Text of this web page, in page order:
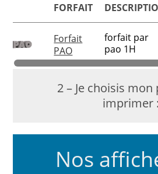
FORFAIT
Forfait
PAO
forfait par
pao 1H
2 – Je choisis
imprimer :
Nos